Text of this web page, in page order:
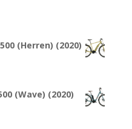
(Herren) (2020)
(Wave) (2020)